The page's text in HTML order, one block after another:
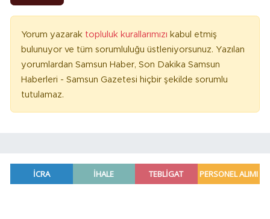
Yorum yazarak topluluk kurallarımızı kabul etmiş
bulunuyor ve tüm sorumluluğu üstleniyorsunuz. Yazılan
yorumlardan Samsun Haber, Son Dakika Samsun
Haberleri - Samsun Gazetesi hiçbir şekilde sorumlu
tutulamaz.